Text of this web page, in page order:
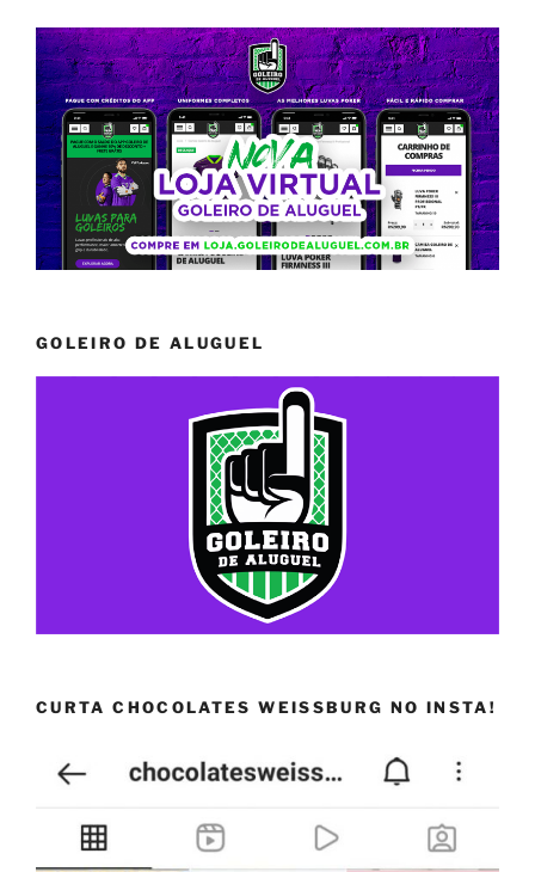
GOLEIRO DE ALUGUEL
CURTA CHOCOLATES WEISSBURG NO INSTA!